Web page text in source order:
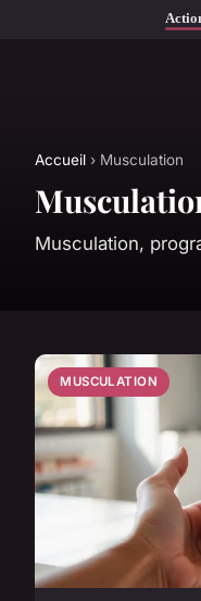
Accueil › Musculation
Musculation,
MUSCULATION